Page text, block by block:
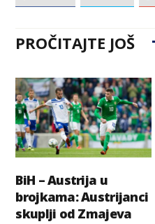
PROČITAJTE JOŠ
BiH – Austrija u
brojkama: Austrijanci
skuplji od Zmajeva